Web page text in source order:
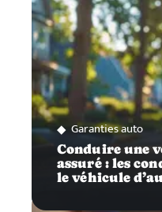
Garanties auto
Conduire une
assuré : les
le véhicule